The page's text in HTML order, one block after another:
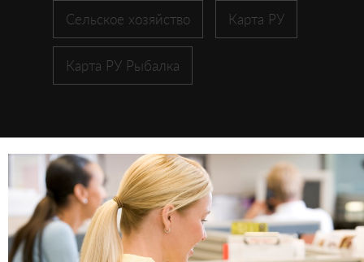
Сельское хозяйство Карта РУ
Карта РУ Рыбалка